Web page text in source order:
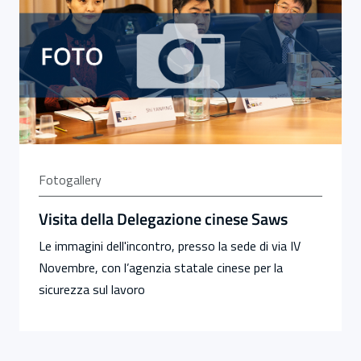
Fotogallery
Visita della Delegazione cinese Saws
Le immagini dell'incontro, presso la sede di via IV
Novembre, con l’agenzia statale cinese per la
sicurezza sul lavoro